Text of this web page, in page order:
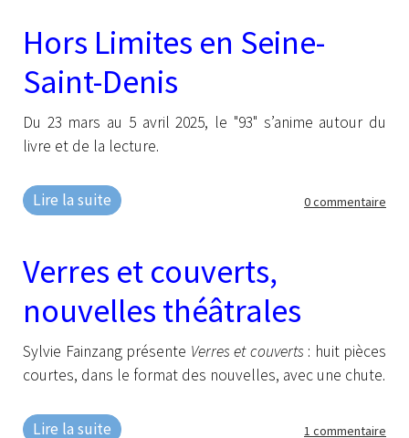
Hors Limites en Seine-
Saint-Denis
Du 23 mars au 5 avril 2025, le "93" s’anime autour du
livre et de la lecture.
Lire la suite 0 commentaire
Verres et couverts,
nouvelles théâtrales
Sylvie Fainzang présente Verres et couverts : huit pièces
courtes, dans le format des nouvelles, avec une chute.
Lire la suite 1 commentaire